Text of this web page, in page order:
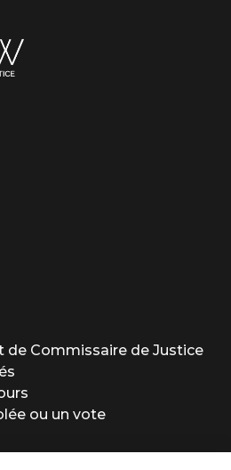
de Commissaire de Justice
ou un vote